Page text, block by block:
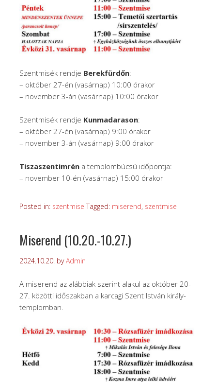
Szentmisék rendje Berekfürdőn:
– október 27-én (vasárnap) 10:00 órakor
– november 3-án (vasárnap) 10:00 órakor
Szentmisék rendje Kunmadarason:
– október 27-én (vasárnap) 9:00 órakor
– november 3-án (vasárnap) 9:00 órakor
Tiszaszentimrén a templombúcsú időpontja:
– november 10-én (vasárnap) 15:00 órakor
Posted in: szentmise Tagged: miserend, szentmise
Miserend (10.20.-10.27.)
2024.10.20. byAdmin
A miserend az alábbiak szerint alakul az október 20-
27. közötti időszakban a karcagi Szent István király-
templomban.